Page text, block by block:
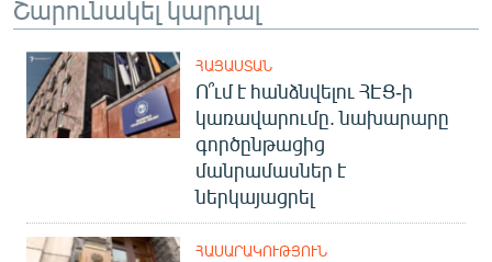
Շարունակել կարդալ
ՀԱՅԱՍՏԱՆ
Ո՞ւմ է հանձնվելու ՀԷՑ-ի
կառավարումը. նախարարը
գործընթացից
մանրամասներ է
ներկայացրել
ՀԱՍԱՐԱԿՈՒԹՅՈՒՆ